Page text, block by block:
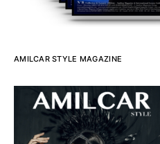
AMILCAR STYLE MAGAZINE